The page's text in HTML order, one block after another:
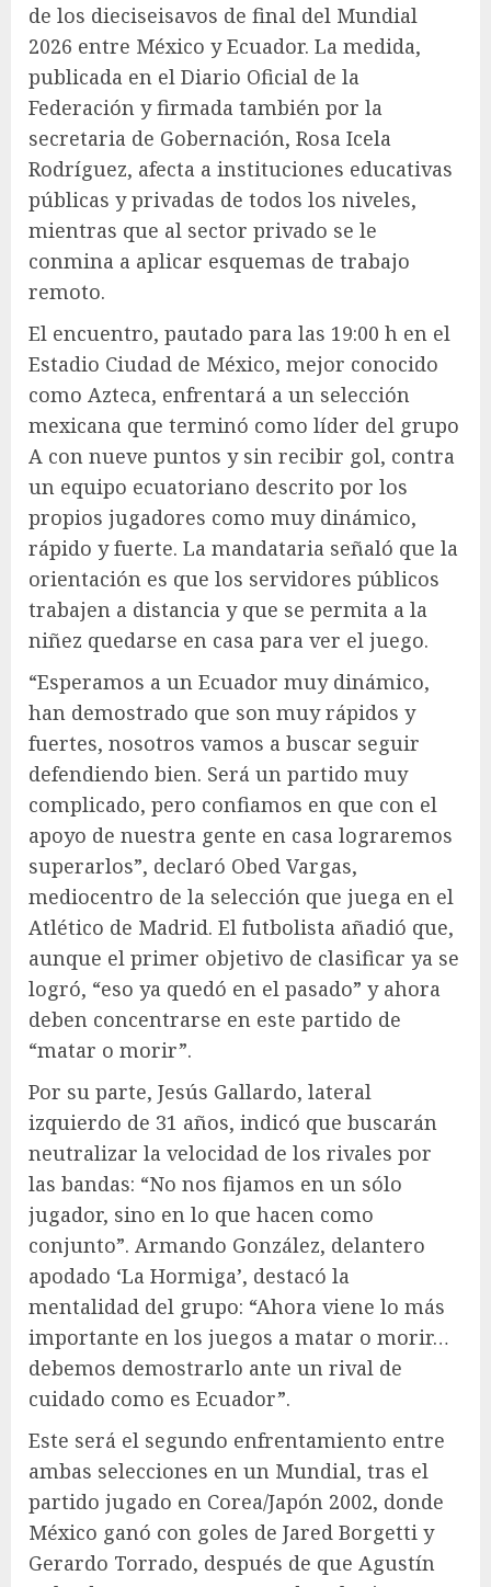
de los dieciseisavos de final del Mundial
2026 entre México y Ecuador. La medida,
publicada en el Diario Oficial de la
Federación y firmada también por la
secretaria de Gobernación, Rosa Icela
Rodríguez, afecta a instituciones educativas
públicas y privadas de todos los niveles,
mientras que al sector privado se le
conmina a aplicar esquemas de trabajo
remoto.
El encuentro, pautado para las 19:00 h en el
Estadio Ciudad de México, mejor conocido
como Azteca, enfrentará a un selección
mexicana que terminó como líder del grupo
A con nueve puntos y sin recibir gol, contra
un equipo ecuatoriano descrito por los
propios jugadores como muy dinámico,
rápido y fuerte. La mandataria señaló que la
orientación es que los servidores públicos
trabajen a distancia y que se permita a la
niñez quedarse en casa para ver el juego.
“Esperamos a un Ecuador muy dinámico,
han demostrado que son muy rápidos y
fuertes, nosotros vamos a buscar seguir
defendiendo bien. Será un partido muy
complicado, pero confiamos en que con el
apoyo de nuestra gente en casa lograremos
superarlos”, declaró Obed Vargas,
mediocentro de la selección que juega en el
Atlético de Madrid. El futbolista añadió que,
aunque el primer objetivo de clasificar ya se
logró, “eso ya quedó en el pasado” y ahora
deben concentrarse en este partido de
“matar o morir”.
Por su parte, Jesús Gallardo, lateral
izquierdo de 31 años, indicó que buscarán
neutralizar la velocidad de los rivales por
las bandas: “No nos fijamos en un sólo
jugador, sino en lo que hacen como
conjunto”. Armando González, delantero
apodado ‘La Hormiga’, destacó la
mentalidad del grupo: “Ahora viene lo más
importante en los juegos a matar o morir…
debemos demostrarlo ante un rival de
cuidado como es Ecuador”.
Este será el segundo enfrentamiento entre
ambas selecciones en un Mundial, tras el
partido jugado en Corea/Japón 2002, donde
México ganó con goles de Jared Borgetti y
Gerardo Torrado, después de que Agustín